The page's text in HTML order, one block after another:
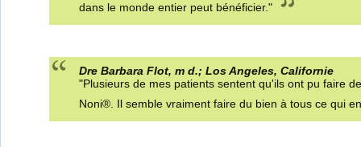
dans le monde entier peut bénéficier."
Dre Barbara Flot, m d.; Los Angeles, Californie
"Plusieurs de mes patients sentent qu'ils ont pu faire
Noni®. Il semble vraiment faire du bien à tous ce qui